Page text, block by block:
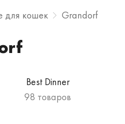
для кошек Grandorf
Best Dinner
98 товаров